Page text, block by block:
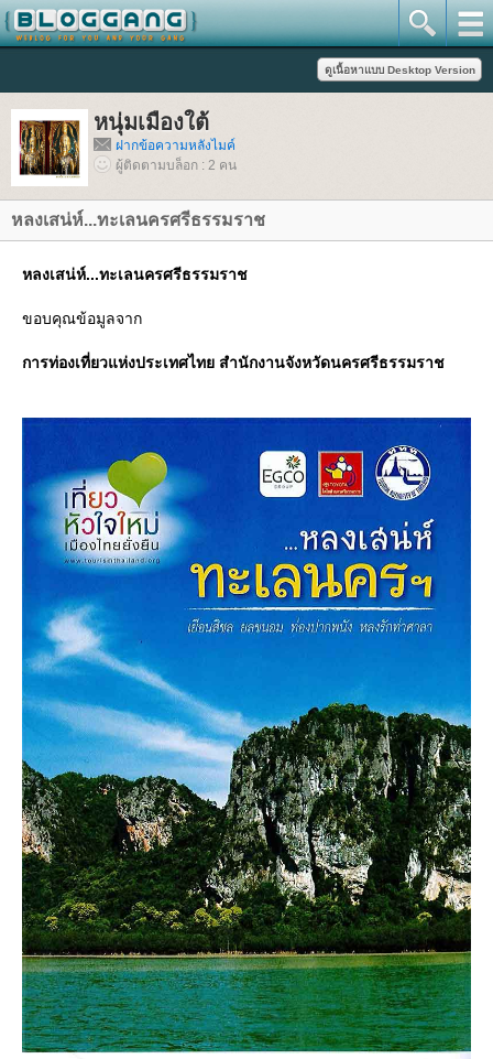
หนุ่มเมืองใต้
ฝากข้อความหลังไมค์
ผู้ติดตามบล็อก : 2 คน
หลงเสน่ห์...ทะเลนครศรีธรรมราช
หลงเสน่ห์...ทะเลนครศรีธรรมราช
ขอบคุณข้อมูลจาก
การท่องเที่ยวแห่งประเทศไทย สำนักงานจังหวัดนครศรีธรรมราช